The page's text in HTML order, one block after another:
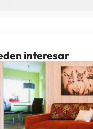
interesar